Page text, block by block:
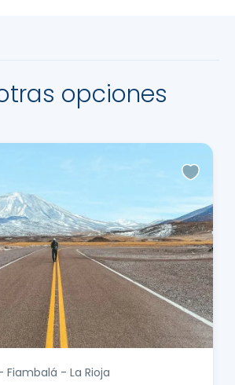
opciones
- La Rioja